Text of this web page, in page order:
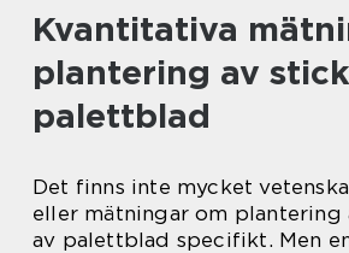
Kvantitativa
plantering av
palettblad
Det finns inte mycket
eller mätningar om
av palettblad specifikt. Men